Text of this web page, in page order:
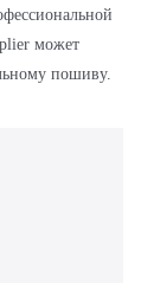
может
пошиву.